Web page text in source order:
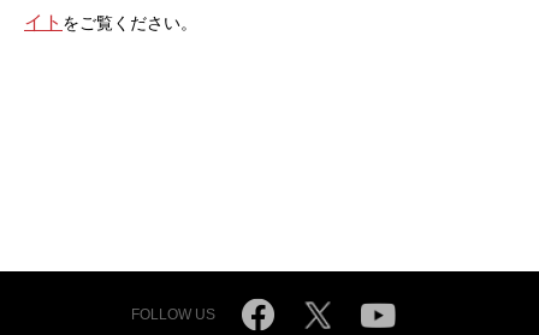
イト をご覧ください。
FOLLOW US